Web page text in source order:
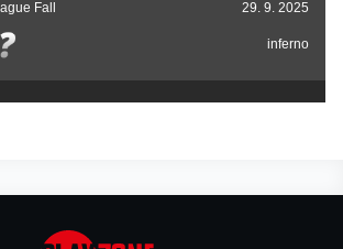
Fall 29. 9. 2025
inferno